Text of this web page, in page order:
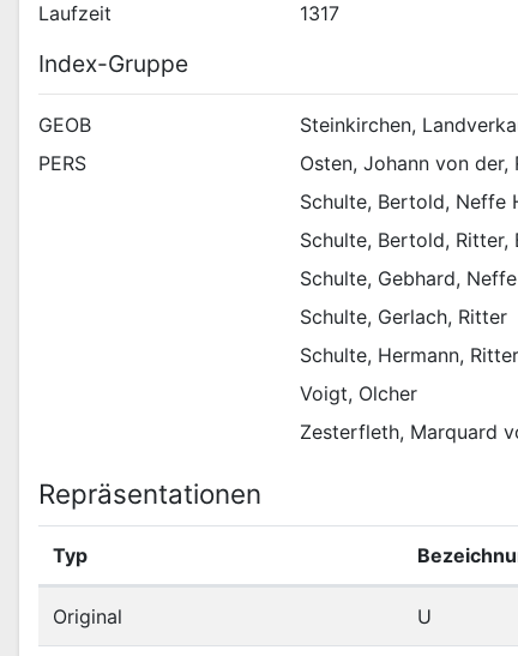
Laufzeit
1317
Index-Gruppe
GEOB
Steinkirchen,
PERS
Osten, Johann von der,
Schulte, Bertold, Neffe
Schulte, Bertold, Ritter,
Schulte, Gebhard,
Schulte, Gerlach, Ritter
Schulte, Hermann, Ritter
Voigt, Olcher
Zesterfleth, Marquard
Repräsentationen
Typ
Original U